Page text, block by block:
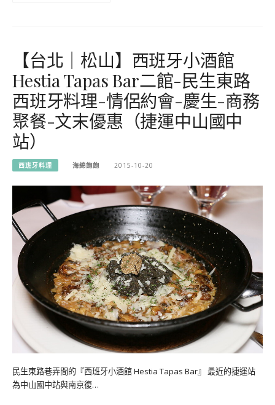
【台北｜松山】西班牙小酒館
Hestia Tapas Bar二館-民生東路
西班牙料理-情侶約會-慶生-商務
聚餐-文末優惠（捷運中山國中
站）
西班牙料理 海綿飽飽 2015-10-20
民生東路巷弄間的『西班牙小酒館 Hestia Tapas Bar』 最近的捷運站
為中山國中站與南京復…